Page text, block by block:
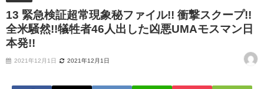
13 緊急検証超常現象秘ファイル!! 衝撃スクープ!!
全米騒然!!犠牲者46人出した凶悪UMAモスマン日
本発!!
2021年12月1日 2021年12月1日